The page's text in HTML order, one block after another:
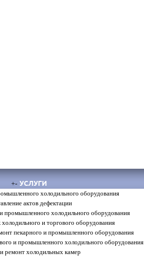
+- УСЛУГИ
холодильного оборудования
актов дефектации
промышленного холодильного оборудования
и торгового оборудования
пекарного и промышленного оборудования
и промышленного холодильного оборудования
ремонт холодильных камер